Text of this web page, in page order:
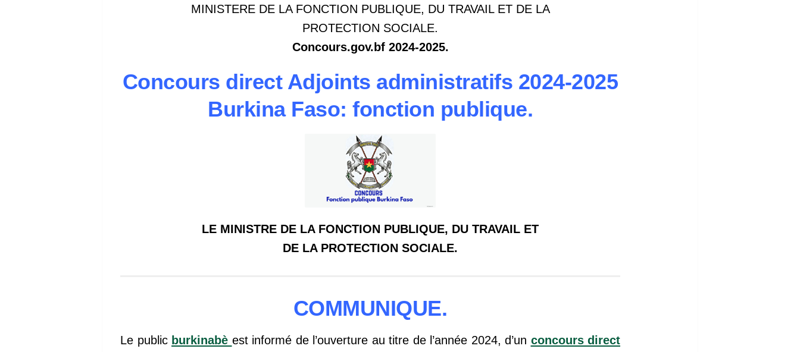
MINISTERE DE LA FONCTION PUBLIQUE, DU TRAVAIL ET DE LA
PROTECTION SOCIALE.
Concours.gov.bf 2024-2025.
Concours direct Adjoints administratifs 2024-2025
Burkina Faso: fonction publique.
LE MINISTRE DE LA FONCTION PUBLIQUE, DU TRAVAIL ET
DE LA PROTECTION SOCIALE.
COMMUNIQUE.
Le public burkinabè est informé de l’ouverture au titre de l’année 2024, d’un concours direct